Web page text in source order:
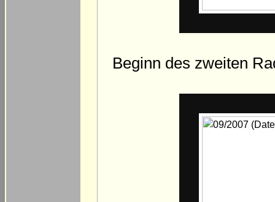
Beginn des zweiten